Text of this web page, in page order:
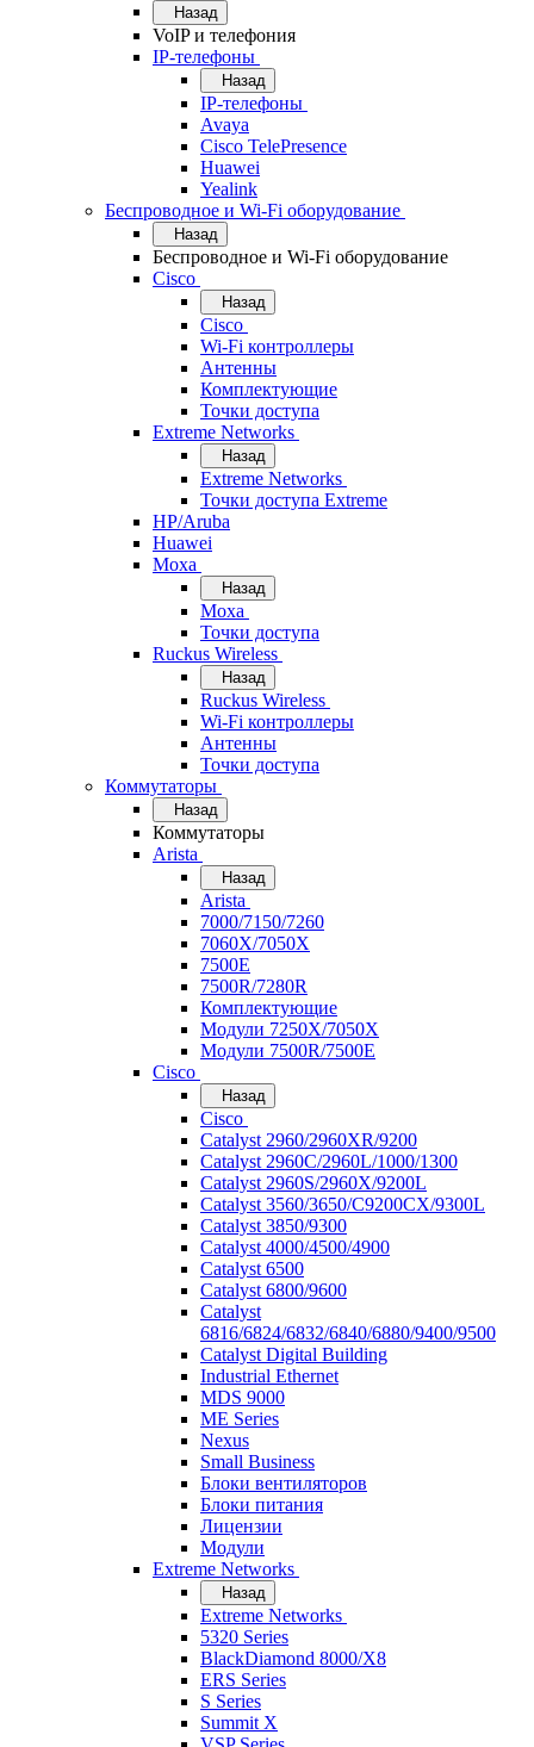
Назад
VoIP и телефония
IP-телефоны
Назад
IP-телефоны
Avaya
Cisco TelePresence
Huawei
Yealink
Беспроводное и Wi-Fi оборудование
Назад
Беспроводное и Wi-Fi оборудование
Cisco
Назад
Cisco
Wi-Fi контроллеры
Антенны
Комплектующие
Точки доступа
Extreme Networks
Назад
Extreme Networks
Точки доступа Extreme
HP/Aruba
Huawei
Moxa
Назад
Moxa
Точки доступа
Ruckus Wireless
Назад
Ruckus Wireless
Wi-Fi контроллеры
Антенны
Точки доступа
Коммутаторы
Назад
Коммутаторы
Arista
Назад
Arista
7000/7150/7260
7060X/7050X
7500E
7500R/7280R
Комплектующие
Модули 7250X/7050X
Модули 7500R/7500E
Cisco
Назад
Cisco
Catalyst 2960/2960XR/9200
Catalyst 2960C/2960L/1000/1300
Catalyst 2960S/2960X/9200L
Catalyst 3560/3650/C9200CX/9300L
Catalyst 3850/9300
Catalyst 4000/4500/4900
Catalyst 6500
Catalyst 6800/9600
Catalyst
6816/6824/6832/6840/6880/9400/9500
Catalyst Digital Building
Industrial Ethernet
MDS 9000
ME Series
Nexus
Small Business
Блоки вентиляторов
Блоки питания
Лицензии
Модули
Extreme Networks
Назад
Extreme Networks
5320 Series
BlackDiamond 8000/X8
ERS Series
S Series
Summit X